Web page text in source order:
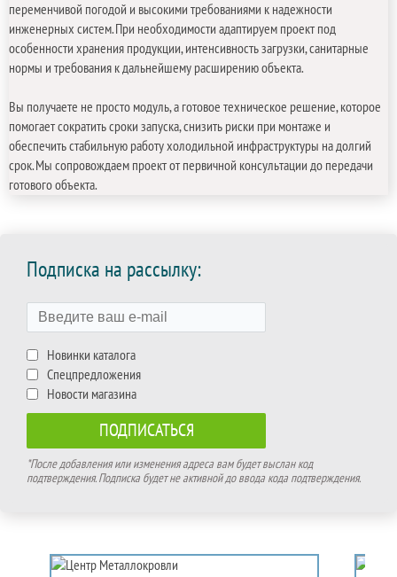
переменчивой погодой и высокими требованиями к надежности
инженерных систем. При необходимости адаптируем проект под
особенности хранения продукции, интенсивность загрузки, санитарные
нормы и требования к дальнейшему расширению объекта.
Вы получаете не просто модуль, а готовое техническое решение, которое
помогает сократить сроки запуска, снизить риски при монтаже и
обеспечить стабильную работу холодильной инфраструктуры на долгий
срок. Мы сопровождаем проект от первичной консультации до передачи
готового объекта.
Подписка на рассылку:
Новинки каталога
Спецпредложения
Новости магазина
*После добавления или изменения адреса вам будет выслан код
подтверждения. Подписка будет не активной до ввода кода подтверждения.